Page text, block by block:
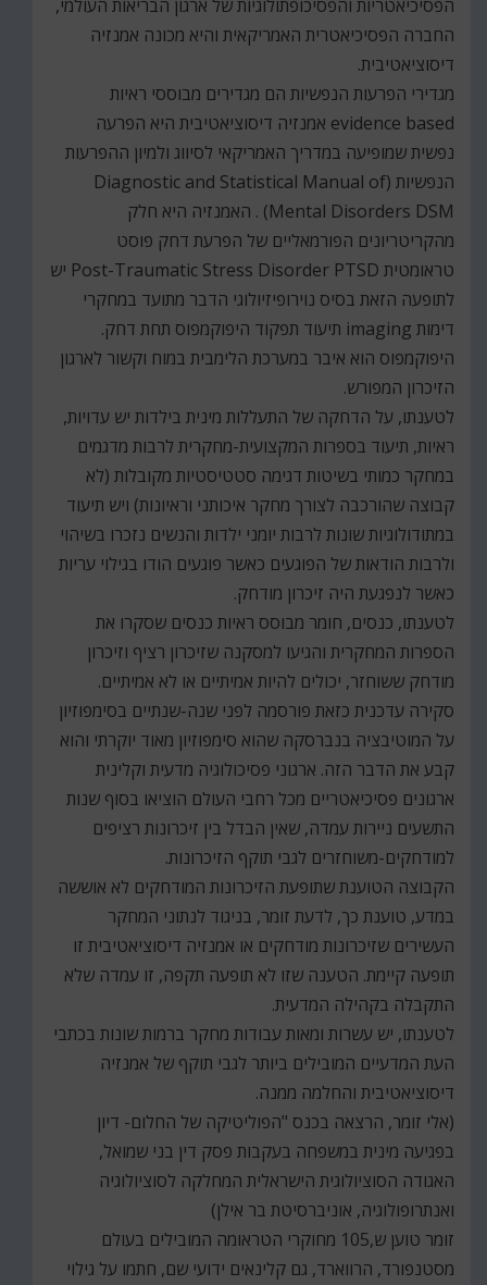
הפסיכיאטריות והפסיכופתולוגיות של ארגון הבריאות העולמי,
החברה הפסיכיאטרית האמריקאית והיא מכונה אמנזיה
דיסוציאטיבית.
מגדירי הפרעות הנפשיות הם מגדירים מבוססי ראיות
evidence based אמנזיה דיסוציאטיבית היא הפרעה
נפשית שמופיעה במדריך האמריקאי לסיווג ולמיון ההפרעות
הנפשיות (Diagnostic and Statistical Manual of
Mental Disorders DSM) . האמנזיה היא חלק
מהקריטריונים הפורמאליים של הפרעת דחק פוסט
טראומטית Post-Traumatic Stress Disorder PTSD יש
לתופעה הזאת בסיס נוירופיזיולוגי הדבר מתועד במחקרי
דימות imaging תיעוד תפקוד היפוקמפוס תחת דחק.
היפוקמפוס הוא איבר במערכת הלימבית במוח וקשור לארגון
הזיכרון המפורש.
לטענתו, על הדחקה של התעללות מינית בילדות יש עדויות,
ראיות, תיעוד בספרות המקצועית-מחקרית לרבות מדגמים
במחקר כמותי בשיטות דגימה סטטיסטיות מקובלות (לא
קבוצה שהורכבה לצורך מחקר איכותני וראיונות) ויש תיעוד
במתודולוגיות שונות לרבות יומני ילדות והנשים נזכרו בשיהוי
ולרבות הודאות של הפוגעים כאשר פוגעים הודו בגילוי עריות
כאשר לנפגעת היה זיכרון מודחק.
לטענתו, כנסים, חומר מבוסס ראיות כנסים שסקרו את
הספרות המחקרית והגיעו למסקנה שזיכרון רציף וזיכרון
מודחק ששוחזר, יכולים להיות אמיתיים או לא אמיתיים.
סקירה עדכנית כזאת פורסמה לפני שנה-שנתיים בסימפוזיון
על המוטיבציה בנברסקה שהוא סימפוזיון מאוד יוקרתי והוא
קבע את הדבר הזה. ארגוני פסיכולוגיה מדעית וקלינית
ארגונים פסיכיאטריים מכל רחבי העולם הוציאו בסוף שנות
התשעים ניירות עמדה, שאין הבדל בין זיכרונות רציפים
למודחקים-משוחזרים לגבי תוקף הזיכרונות.
הקבוצה הטוענת שתופעת הזיכרונות המודחקים לא אוששה
במדע, טוענת כך, לדעת זומר, בניגוד לנתוני המחקר
העשירים שזיכרונות מודחקים או אמנזיה דיסוציאטיבית זו
תופעה קיימת. הטענה שזו לא תופעה תקפה, זו עמדה שלא
התקבלה בקהילה המדעית.
לטענתו, יש עשרות ומאות עבודות מחקר ברמות שונות בכתבי
העת המדעיים המובילים ביותר לגבי תוקף של אמנזיה
דיסוציאטיבית והחלמה ממנה.
(אלי זומר, הרצאה בכנס "הפוליטיקה של החלום- דיון
בפגיעה מינית במשפחה בעקבות פסק דין בני שמואל,
האגודה הסוציולוגית הישראלית המחלקה לסוציולוגיה
ואנתרופולוגיה, אוניברסיטת בר אילן)
זומר טוען ש,105 מחוקרי הטראומה המובילים בעולם
מסטנפורד, הרווארד, גם קלינאים ידועי שם, חתמו על גילוי